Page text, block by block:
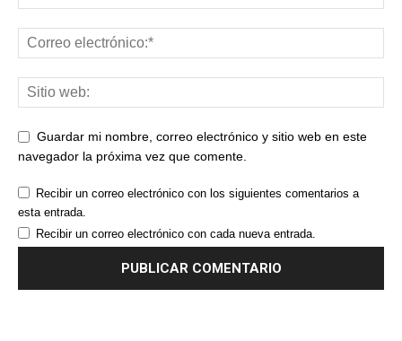
Guardar mi nombre, correo electrónico y sitio web en este
navegador la próxima vez que comente.
Recibir un correo electrónico con los siguientes comentarios a
esta entrada.
Recibir un correo electrónico con cada nueva entrada.